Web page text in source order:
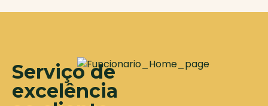
Serviço de
excelência